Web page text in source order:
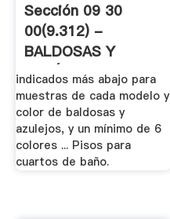
Sección 09 30
00(9.312) -
BALDOSAS Y
CERÁMICA .
indicados más abajo para
muestras de cada modelo y
color de baldosas y
azulejos, y un mínimo de 6
colores ... Pisos para
cuartos de baño.